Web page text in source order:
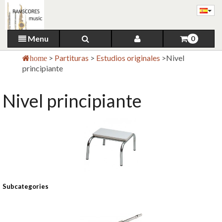
Menu 0
home > Partituras > Estudios originales >Nivel
principiante
Nivel principiante
Subcategories